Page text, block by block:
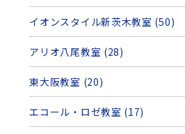
イオンスタイル新茨木教室 (50)
アリオ八尾教室 (28)
東大阪教室 (20)
エコール・ロゼ教室 (17)